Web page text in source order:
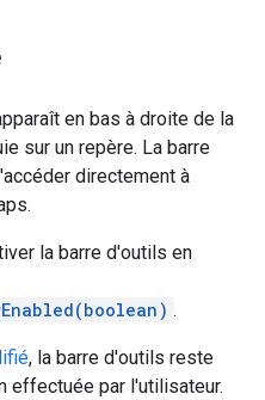
en bas à droite de la
sur un repère. La barre
directement à
la barre d'outils en
.
, la barre d'outils reste
effectuée par l'utilisateur.